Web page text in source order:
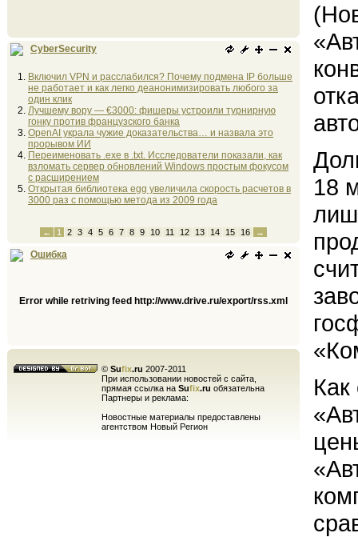
CyberSecurity
Включил VPN и расслабился? Почему подмена IP больше
не работает и как легко деанонимизировать любого за
один клик
Лучшему вору — €3000: фишеры устроили турнирную
гонку против французского банка
OpenAI украла чужие доказательства… и назвала это
прорывом ИИ
Переименовать .exe в .txt. Исследователи показали, как
взломать сервер обновлений Windows простым фокусом
с расширением
Открытая библиотека egg увеличила скорость расчетов в
3000 раз с помощью метода из 2009 года
← 1 2 3 4 5 6 7 8 9 10 11 12 13 14 15 16 →
Ошибка
Error while retriving feed http://www.drive.ru/export/rss.xml
© Sufix.ru 2007-2011
При использовании новостей с сайта,
прямая ссылка на Sufix.ru обязательна
Партнеры и реклама:
Новостные материалы предоставлены
агентством Новый Регион
18